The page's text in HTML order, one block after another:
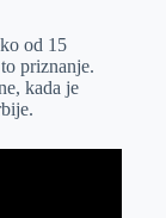
od 15
priznanje.
kada je